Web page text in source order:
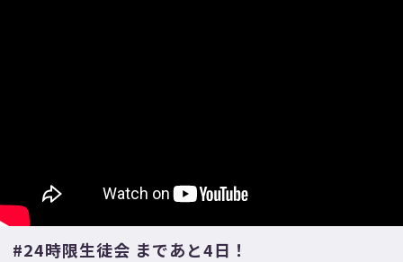
#24時限生徒会 まであと4日！